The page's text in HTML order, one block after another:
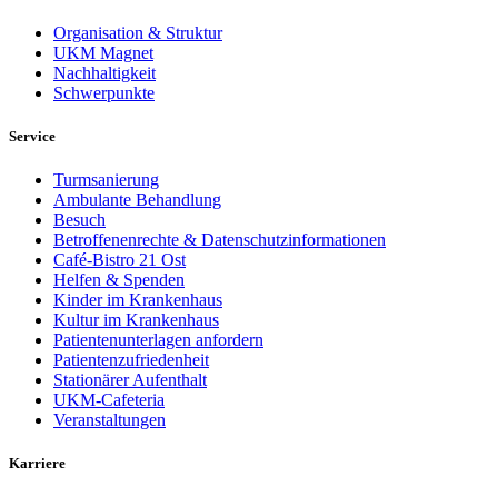
Organisation & Struktur
UKM Magnet
Nachhaltigkeit
Schwerpunkte
Service
Turmsanierung
Ambulante Behandlung
Besuch
Betroffenenrechte & Datenschutzinformationen
Café-Bistro 21 Ost
Helfen & Spenden
Kinder im Krankenhaus
Kultur im Krankenhaus
Patientenunterlagen anfordern
Patientenzufriedenheit
Stationärer Aufenthalt
UKM-Cafeteria
Veranstaltungen
Karriere